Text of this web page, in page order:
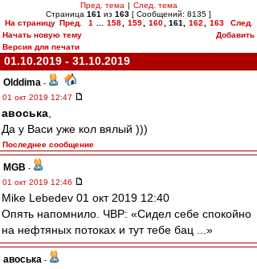
Пред. тема | След. тема
Страница 161 из 163 [ Сообщений: 8135 ]
На страницу Пред. 1 158 159 160 161 162 163
След.
Начать новую тему
Добавить
Версия для печати
01.10.2019 - 31.10.2019
Olddima -
01 окт 2019 12:47
авоська
Да у Васи уже кол вялый )))
Последнее сообщение
MGB -
01 окт 2019 12:46
Mike Lebedev 01 окт 2019 12:40
Опять напомнило. ЧВР: «Сидел себе спокойно
на нефтяных потоках и тут тебе бац ...»
авоська -